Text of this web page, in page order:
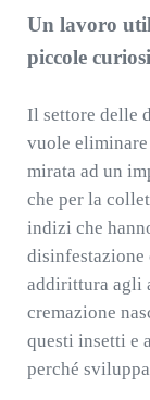
Un lavoro
piccole
Il settore delle
vuole
mirata ad un
che per la
indizi che
disinfestazione
addirittura agli
cremazione
questi insetti e
perché